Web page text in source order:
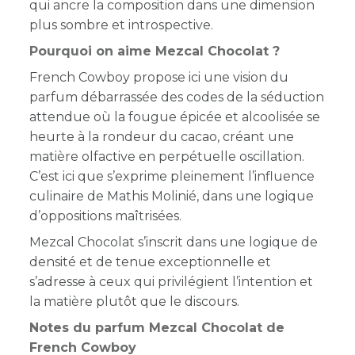
qui ancre la composition dans une dimension
plus sombre et introspective.
Pourquoi on aime Mezcal Chocolat ?
French Cowboy propose ici une vision du
parfum débarrassée des codes de la séduction
attendue où la fougue épicée et alcoolisée se
heurte à la rondeur du cacao, créant une
matière olfactive en perpétuelle oscillation.
C’est ici que s’exprime pleinement l’influence
culinaire de Mathis Molinié, dans une logique
d’oppositions maîtrisées.
Mezcal Chocolat s’inscrit dans une logique de
densité et de tenue exceptionnelle et
s’adresse à ceux qui privilégient l’intention et
la matière plutôt que le discours.
Notes du parfum Mezcal Chocolat de
French Cowboy